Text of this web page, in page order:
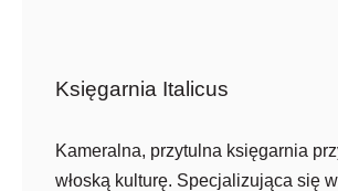
Księgarnia Italicus
Kameralna, przytulna księgarnia
włoską kulturę. Specjalizująca się